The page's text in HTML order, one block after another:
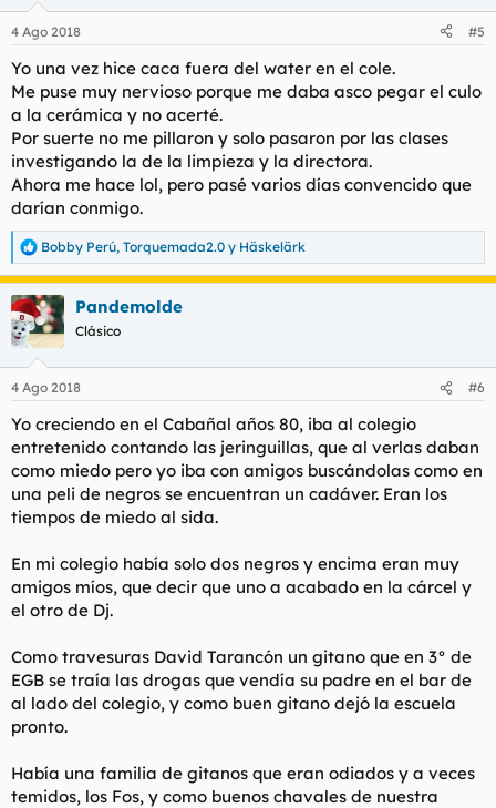
e
:
4 Ago 2018 #5
Yo una vez hice caca fuera del water en el cole.
Me puse muy nervioso porque me daba asco pegar el culo
a la cerámica y no acerté.
Por suerte no me pillaron y solo pasaron por las clases
investigando la de la limpieza y la directora.
Ahora me hace lol, pero pasé varios días convencido que
darían conmigo.
R
e
a
c
c
i
e
:
Bobby Perú, Torquemada2.0 y Häskelärk
Pandemolde
Clásico
4 Ago 2018 #6
Yo creciendo en el Cabañal años 80, iba al colegio
entretenido contando las jeringuillas, que al verlas daban
como miedo pero yo iba con amigos buscándolas como en
una peli de negros se encuentran un cadáver. Eran los
tiempos de miedo al sida.
En mi colegio había solo dos negros y encima eran muy
amigos míos, que decir que uno a acabado en la cárcel y
el otro de Dj.
Como travesuras David Tarancón un gitano que en 3° de
EGB se traía las drogas que vendía su padre en el bar de
al lado del colegio, y como buen gitano dejó la escuela
pronto.
Había una familia de gitanos que eran odiados y a veces
temidos, los Fos, y como buenos chavales de nuestra